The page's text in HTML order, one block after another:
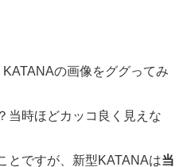
の画像をググってみ
時ほどカッコ良く見えな
とですが、新型KATANAは当